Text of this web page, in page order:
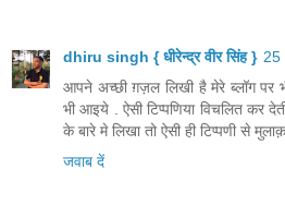
dhiru singh { धीरेन्द्र वीर सिंह } 25
आपने अच्छी ग़ज़ल लिखी है मेरे ब्लॉग पर
भी आइये . ऐसी टिप्पणिया विचलित कर
के बारे मे लिखा तो ऐसी ही टिप्पणी से
जवाब दें